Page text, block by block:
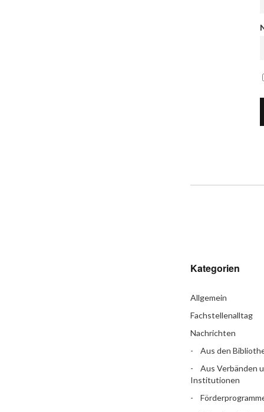
Kategorien
Allgemein
Fachstellenalltag
Nachrichten
Aus den
Aus Verbänden
Institutionen